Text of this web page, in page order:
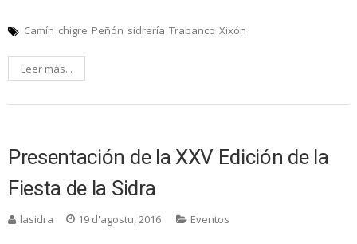
Camín chigre Peñón sidrería Trabanco Xixón
Leer más...
Presentación de la XXV Edición de la
Fiesta de la Sidra
lasidra 19 d'agostu, 2016 Eventos